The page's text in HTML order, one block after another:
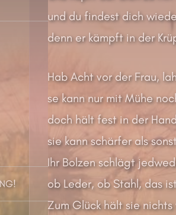
und du findest dich
denn er kämpft in der
Hab Acht vor der Frau,
se kann nur mit Mühe
doch hält fest in der
sie kann schärfer als
Ihr Bolzen schlägt
ob Leder, ob Stahl, das
Zum Glück hält sie